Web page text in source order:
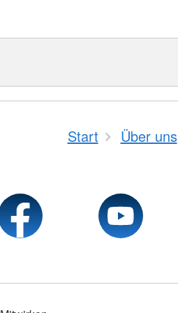
Start Über uns